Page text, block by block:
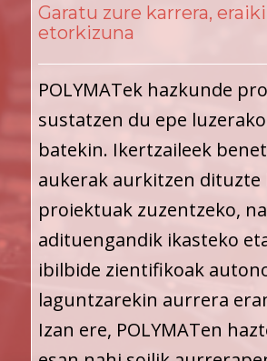
Garatu zure karrera,
etorkizuna
POLYMATek hazkunde
sustatzen du epe
batekin. Ikertzaileek
aukerak aurkitzen dituzte
proiektuak zuzentzeko,
adituengandik ikasteko
ibilbide zientifikoak
laguntzarekin aurrera
Izan ere, POLYMATen